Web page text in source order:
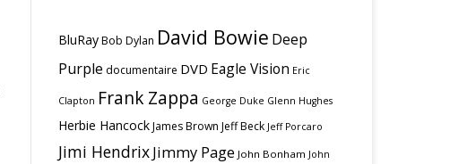
BluRay Bob Dylan David Bowie Deep
Purple documentaire DVD Eagle Vision Eric
Clapton Frank Zappa George Duke Glenn Hughes
Herbie Hancock James Brown Jeff Beck Jeff Porcaro
Jimi HendrixJimmy Page John Bonham John